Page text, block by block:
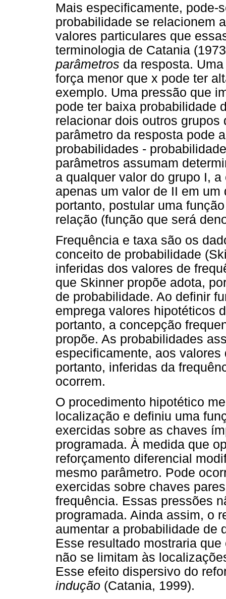
Mais especificamente, pode-
probabilidade se relacionem
valores particulares que
terminologia de Catania
parâmetros da resposta.
força menor que x pode ter
exemplo. Uma pressão que
pode ter baixa probabilidade
relacionar dois outros
parâmetro da resposta pode
probabilidades -
parâmetros assumam
a qualquer valor do grupo I,
apenas um valor de II em
portanto, postular uma
relação (função que será
Frequência e taxa são os
conceito de probabilidade
inferidas dos valores de
que Skinner propõe adota,
de probabilidade. Ao definir
emprega valores hipotéticos
portanto, a concepção
propõe. As probabilidades
especificamente, aos
portanto, inferidas da
ocorrem.
O procedimento hipotético
localização e definiu uma
exercidas sobre as chaves
programada. À medida que
reforçamento diferencial
mesmo parâmetro. Pode
exercidas sobre chaves
frequência. Essas pressões
programada. Ainda assim, o
aumentar a probabilidade de
Esse resultado mostraria
não se limitam às
Esse efeito dispersivo do
indução (Catania, 1999).